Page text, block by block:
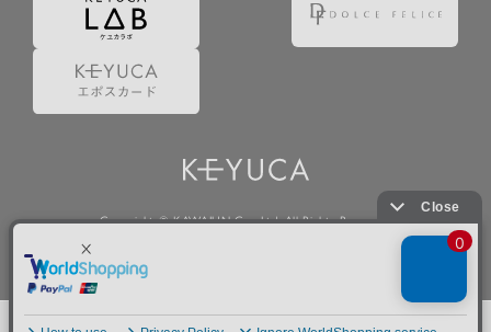
Copyright © KAWAJUN Co., Ltd. All Rights Reserved.